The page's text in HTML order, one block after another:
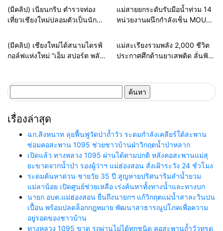
ชาติ ยกระดับ SMEs
พลังแห่งศรัทธาถวายเป็นพระ
ราชกุศล
Home แวดวงตำรวจ
(มีคลิป) เนียนกริบ ตำรวจท่อง
เที่ยวเชียงใหม่ปลอมตัวเป็นนัก
ต่างด้าวเปิดทัวร์เถื่อน รับบทไกด์
ผิดกฎหมาย
Home รอบรั้วทั่วไทย
แม่สายยกระดับรับมือน้ำท่วม 14
หน่วยงานผนึกกำลังเซ็น MOU
พร้อมช่วยประชาชนทุก
สถานการณ์
Home ธุรกิจ-บันเทิง
(มีคลิป) เชียงใหม่ได้สนามไดรฟ์
กอล์ฟแห่งใหม่ “เอ็ม สปอร์ต พลัส”
Lifestyle Destination
Home รอบรั้วทั่วไทย
แม่สะเรียงรวมพลัง 2,000 ชีวิต
ประกาศศึกต้านยาเสพติด ลั่นฟัน
สำหรับ:
เรื่องล่าสุด
ฉก.สิงหนาท ลุยฟื้นฟูวัดป่าถ้ำวัว ระดมกำลังเคลียร์ใต้สะพาน
ซ่อมคอสะพาน 1095 ช่วยชาวบ้านฝ่าวิกฤตน้ำป่าหลาก
เปิดแล้ว ทางหลวง 1095 ผ่านได้ตามปกติ หลังคอสะพานแม่สุ
ยะขาดจากน้ำป่า รองผู้ว่าฯ แม่ฮ่องสอน สั่งเฝ้าระวัง 24 ชั่วโมง
ระดมค้นหาด่วน ชายวัย 35 ปี สูญหายปริศนาริมลำน้ำยวม
แม่ลาน้อย เปิดศูนย์ช่วยเหลือ เร่งค้นหาทั้งทางน้ำและทางบก
นายก อบต.แม่ฮ่องสอน ยื่นถึงนายกฯ แก้วิกฤตแม่น้ำสาละวินปน
เปื้อน พร้อมปลดล็อกกฎหมาย พัฒนาสาธารณูปโภคเพื่อความ
อยู่รอดของชาวบ้าน
ทางหลวง 1095 ขาด รถผ่านไม่ได้ทุกชนิด คอสะพานถ้ำวัวทรุด